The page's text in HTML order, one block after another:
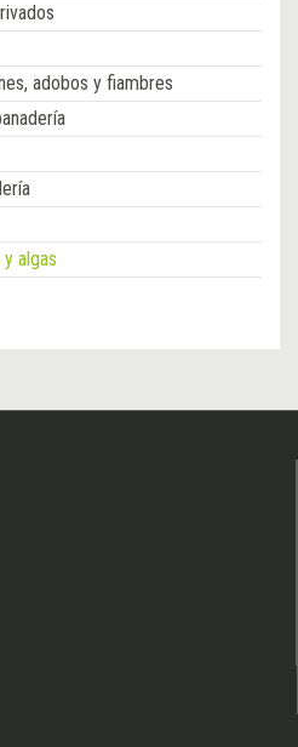
adobos y fiambres
algas